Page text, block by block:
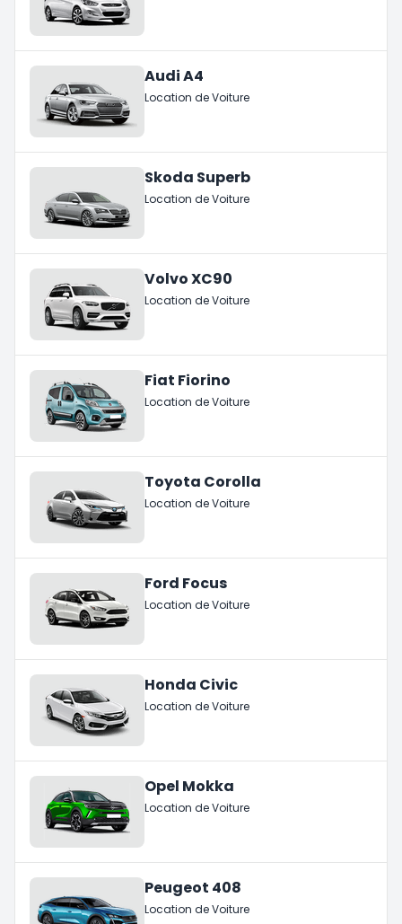
Audi A4
Location de Voiture
Skoda Superb
Location de Voiture
Volvo XC90
Location de Voiture
Fiat Fiorino
Location de Voiture
Toyota Corolla
Location de Voiture
Ford Focus
Location de Voiture
Honda Civic
Location de Voiture
Opel Mokka
Location de Voiture
Peugeot 408
Location de Voiture